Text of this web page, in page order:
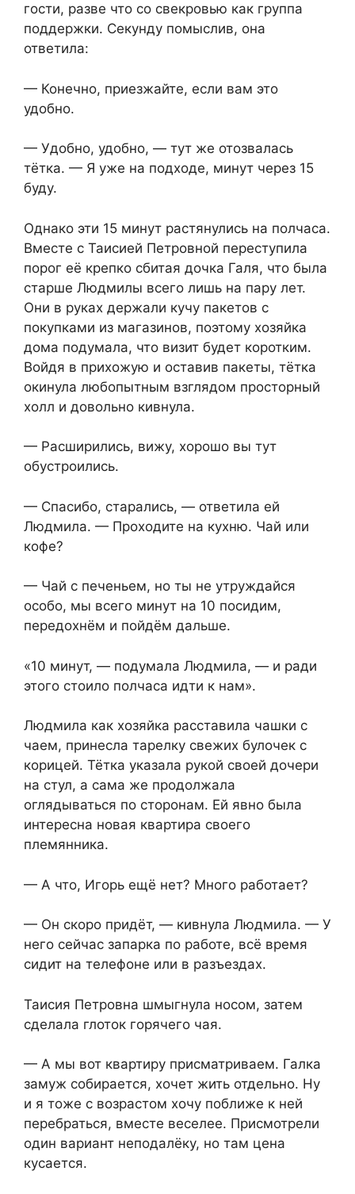
гости, разве что со свекровью как группа
поддержки. Секунду помыслив, она
ответила:
— Конечно, приезжайте, если вам это
удобно.
— Удобно, удобно, — тут же отозвалась
тётка. — Я уже на подходе, минут через 15
буду.
Однако эти 15 минут растянулись на полчаса.
Вместе с Таисией Петровной переступила
порог её крепко сбитая дочка Галя, что была
старше Людмилы всего лишь на пару лет.
Они в руках держали кучу пакетов с
покупками из магазинов, поэтому хозяйка
дома подумала, что визит будет коротким.
Войдя в прихожую и оставив пакеты, тётка
окинула любопытным взглядом просторный
холл и довольно кивнула.
— Расширились, вижу, хорошо вы тут
обустроились.
— Спасибо, старались, — ответила ей
Людмила. — Проходите на кухню. Чай или
кофе?
— Чай с печеньем, но ты не утруждайся
особо, мы всего минут на 10 посидим,
передохнём и пойдём дальше.
«10 минут, — подумала Людмила, — и ради
этого стоило полчаса идти к нам».
Людмила как хозяйка расставила чашки с
чаем, принесла тарелку свежих булочек с
корицей. Тётка указала рукой своей дочери
на стул, а сама же продолжала
оглядываться по сторонам. Ей явно была
интересна новая квартира своего
племянника.
— А что, Игорь ещё нет? Много работает?
— Он скоро придёт, — кивнула Людмила. — У
него сейчас запарка по работе, всё время
сидит на телефоне или в разъездах.
Таисия Петровна шмыгнула носом, затем
сделала глоток горячего чая.
— А мы вот квартиру присматриваем. Галка
замуж собирается, хочет жить отдельно. Ну
и я тоже с возрастом хочу поближе к ней
перебраться, вместе веселее. Присмотрели
один вариант неподалёку, но там цена
кусается.